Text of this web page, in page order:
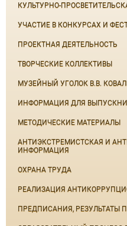
КУЛЬТУРНО-
УЧАСТИЕ В КОНКУРСАХ И
ПРОЕКТНАЯ ДЕЯТЕЛЬНОСТЬ
ТВОРЧЕСКИЕ КОЛЛЕКТИВЫ
МУЗЕЙНЫЙ УГОЛОК В.В.
ИНФОРМАЦИЯ ДЛЯ
МЕТОДИЧЕСКИЕ МАТЕРИАЛЫ
АНТИЭКСТРЕМИСТСКАЯ И
ИНФОРМАЦИЯ
ОХРАНА ТРУДА
РЕАЛИЗАЦИЯ
ПРЕДПИСАНИЯ, РЕЗУЛЬТАТЫ